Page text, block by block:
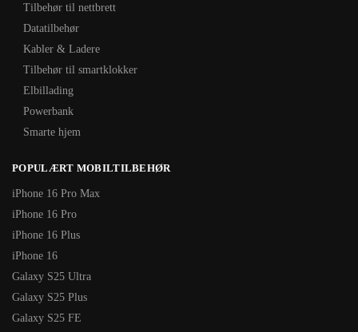
Tilbehør til nettbrett
Datatilbehør
Kabler & Ladere
Tilbehør til smartklokker
Elbillading
Powerbank
Smarte hjem
POPULÆRT MOBILTILBEHØR
iPhone 16 Pro Max
iPhone 16 Pro
iPhone 16 Plus
iPhone 16
Galaxy S25 Ultra
Galaxy S25 Plus
Galaxy S25 FE